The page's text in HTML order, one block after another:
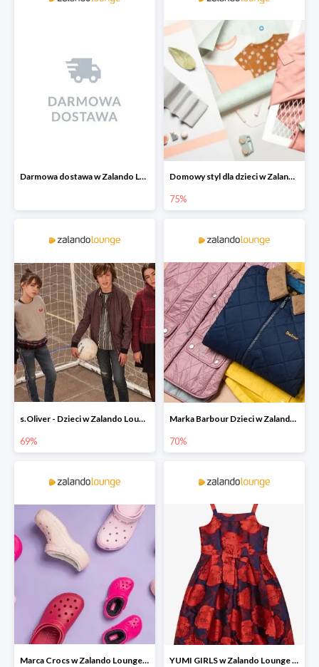
Darmowa dostawa w Zalando Lounge Domowy styl dla dzieci w Zalando Lounge do -75%
75%
s.Oliver - Dzieci w Zalando Lounge do -77%
69%
Marka Barbour Dzieci w Zalando Lounge do -70%
70%
Marca Crocs w Zalando Lounge do -76% YUMI GIRLS w Zalando Lounge do -79%